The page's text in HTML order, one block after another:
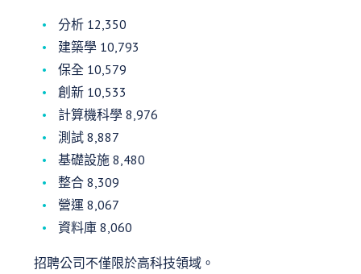
分析 12,350
建築學 10,793
保全 10,579
創新 10,533
計算機科學 8,976
測試 8,887
基礎設施 8,480
整合 8,309
營運 8,067
資料庫 8,060
招聘公司不僅限於高科技領域。